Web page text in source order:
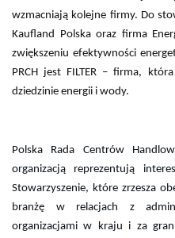
wzmacniają kolejne firmy. Do
Kaufland Polska oraz firma
zwiększeniu efektywności
PRCH jest FILTER – firma,
dziedzinie energii i wody.
Polska Rada Centrów
organizacją reprezentują
Stowarzyszenie, które zrzesza
branżę w relacjach z
organizacjami w kraju i za